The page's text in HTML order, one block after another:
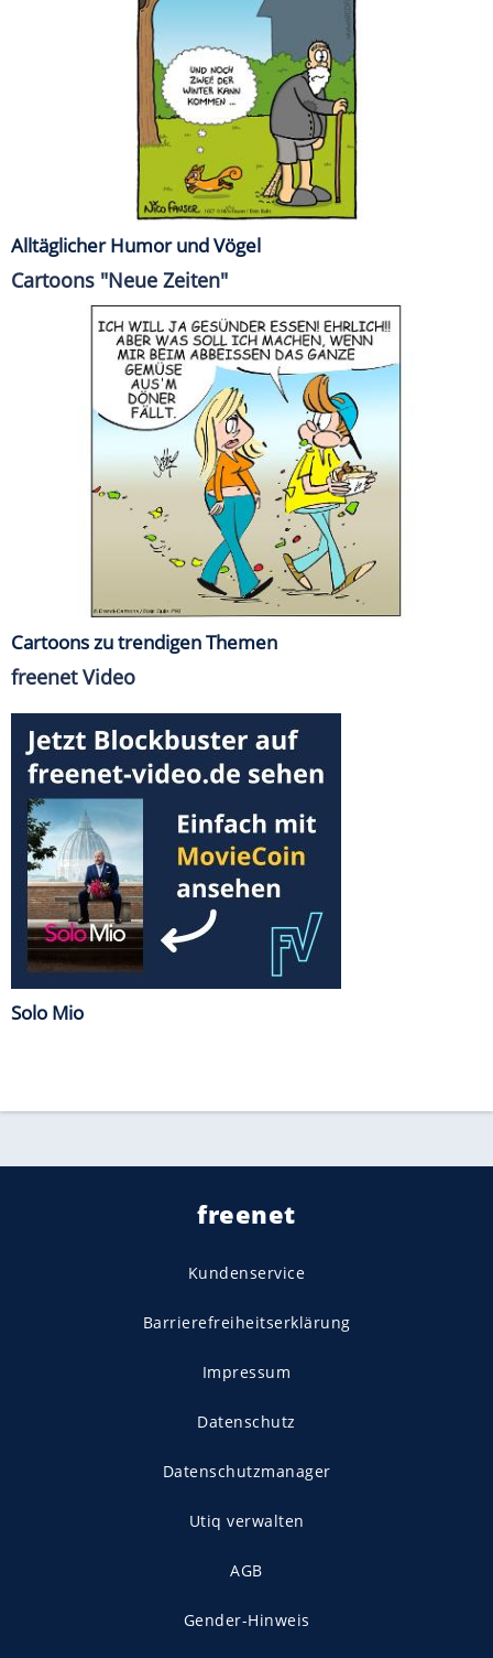
Alltäglicher Humor und Vögel
Cartoons "Neue Zeiten"
Cartoons zu trendigen Themen
freenet Video
Solo Mio
freenet
Kundenservice
Barrierefreiheitserklärung
Impressum
Datenschutz
Datenschutzmanager
Utiq verwalten
AGB
Gender-Hinweis